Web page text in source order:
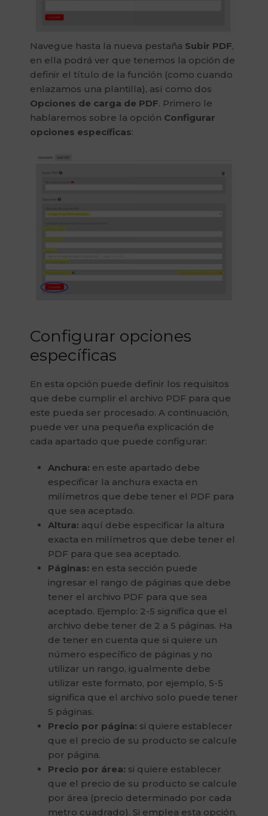
Navegue hasta la nueva pestaña Subir PDF,
en ella podrá ver que tenemos la opción de
definir el título de la función (como cuando
enlazamos una plantilla), así como dos
Opciones de carga de PDF. Primero le
hablaremos sobre la opción Configurar
opciones específicas:
Configurar opciones
específicas
En esta opción puede definir los requisitos
que debe cumplir el archivo PDF para que
este pueda ser procesado. A continuación,
puede ver una pequeña explicación de
cada apartado que puede configurar:
Anchura: en este apartado debe
especificar la anchura exacta en
milímetros que debe tener el PDF para
que sea aceptado.
Altura: aquí debe especificar la altura
exacta en milímetros que debe tener el
PDF para que sea aceptado.
Páginas: en esta sección puede
ingresar el rango de páginas que debe
tener el archivo PDF para que sea
aceptado. Ejemplo: 2-5 significa que el
archivo debe tener de 2 a 5 páginas. Ha
de tener en cuenta que si quiere un
número específico de páginas y no
utilizar un rango, igualmente debe
utilizar este formato, por ejemplo, 5-5
significa que el archivo solo puede tener
5 páginas.
Precio por página: si quiere establecer
que el precio de su producto se calcule
por página.
Precio por área: si quiere establecer
que el precio de su producto se calcule
por área (precio determinado por cada
metro cuadrado). Si emplea esta opción,